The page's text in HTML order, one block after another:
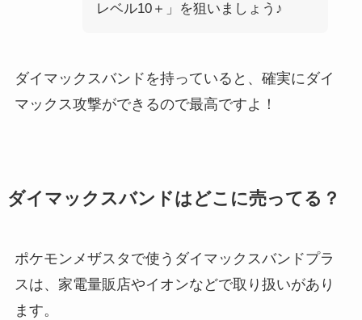
レベル10＋」を狙いましょう♪
ダイマックスバンドを持っていると、確実にダイ
マックス攻撃ができるので最高ですよ！
ダイマックスバンドはどこに売ってる？
ポケモンメザスタで使うダイマックスバンドプラ
スは、家電量販店やイオンなどで取り扱いがあり
ます。